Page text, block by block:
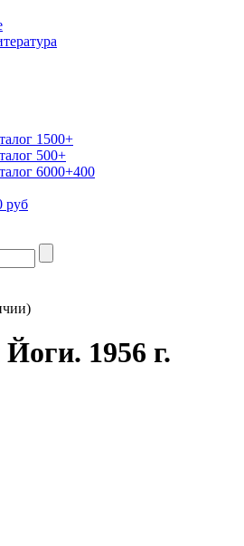
1500+
500+
6000+400
руб
1956 г.